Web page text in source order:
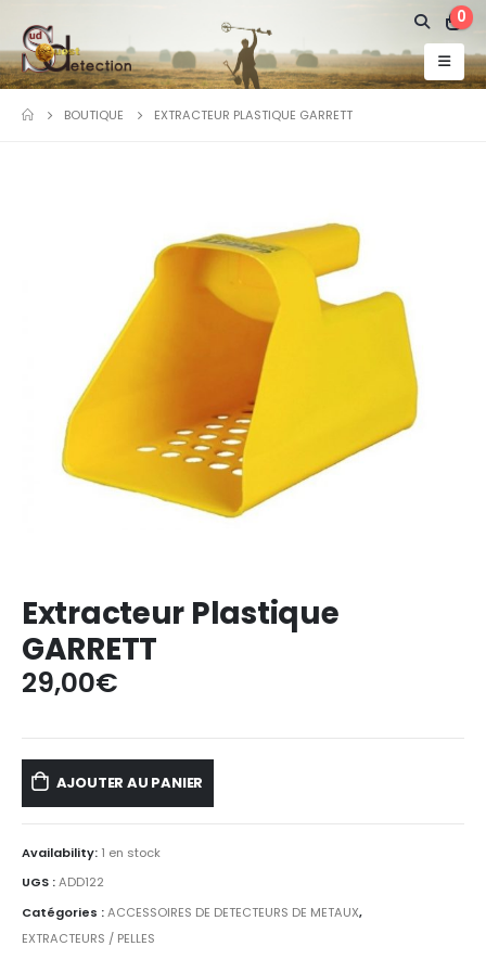
0
BOUTIQUE EXTRACTEUR PLASTIQUE GARRETT
Extracteur Plastique
GARRETT
29,00€
AJOUTER AU PANIER
Availability: 1 en stock
UGS :ADD122
Catégories :ACCESSOIRES DE DETECTEURS DE METAUX,
EXTRACTEURS / PELLES